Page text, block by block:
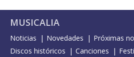
MUSICALIA
Noticias Novedades
Próximas
Discos históricos
Canciones